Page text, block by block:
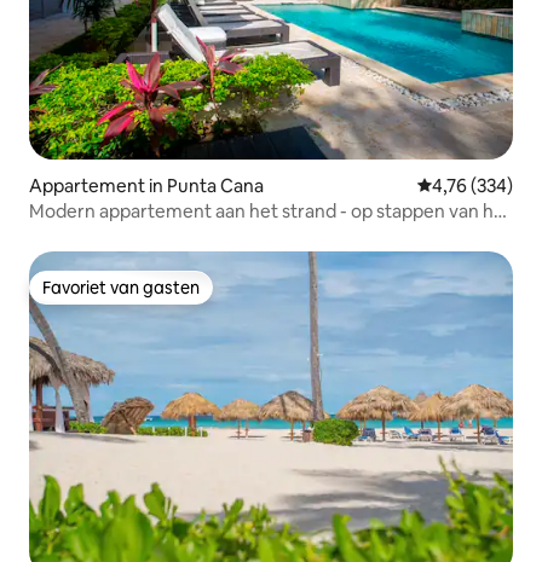
Appartement in Punta Cana Gemiddelde
4,76 (334)
Modern appartement aan het strand - op stappen van het
Favoriet van gasten
Favoriet van gasten